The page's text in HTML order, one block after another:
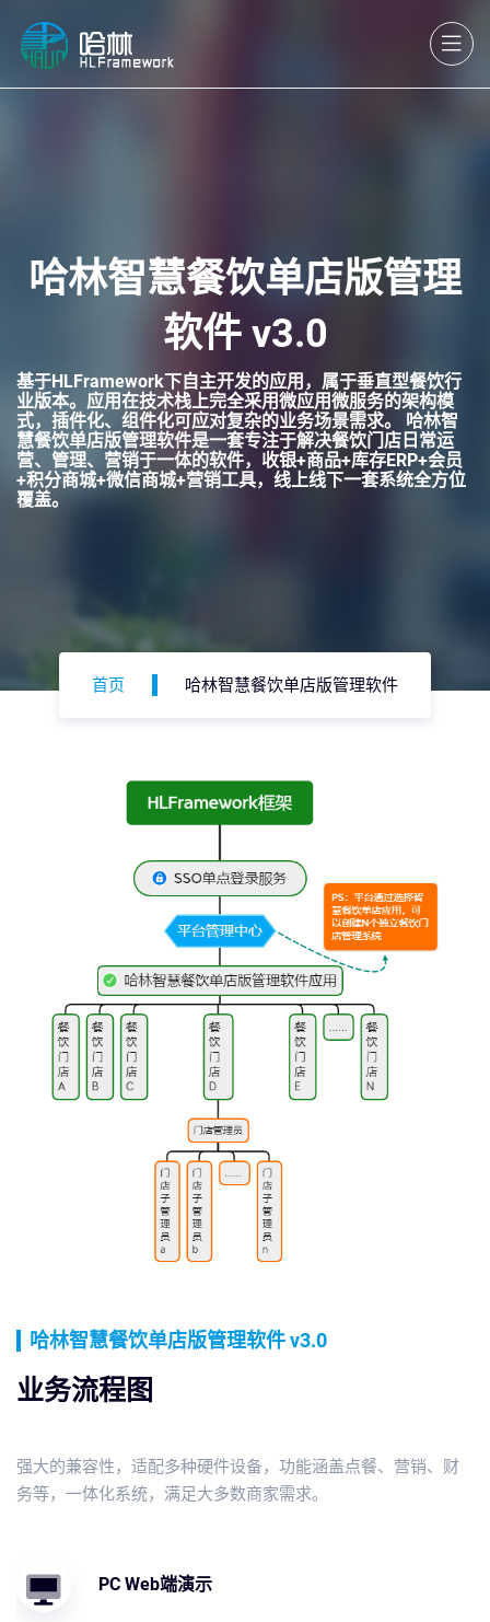
哈林智慧餐饮单店版管理
软件 v3.0
基于HLFramework下自主开发的应用，属于垂直型餐饮行
业版本。应用在技术栈上完全采用微应用微服务的架构模
式，插件化、组件化可应对复杂的业务场景需求。 哈林智
慧餐饮单店版管理软件是一套专注于解决餐饮门店日常运
营、管理、营销于一体的软件，收银+商品+库存ERP+会员
+积分商城+微信商城+营销工具，线上线下一套系统全方位
覆盖。
首页 哈林智慧餐饮单店版管理软件
哈林智慧餐饮单店版管理软件 v3.0
业务流程图
强大的兼容性，适配多种硬件设备，功能涵盖点餐、营销、财
务等，一体化系统，满足大多数商家需求。
PC Web端演示